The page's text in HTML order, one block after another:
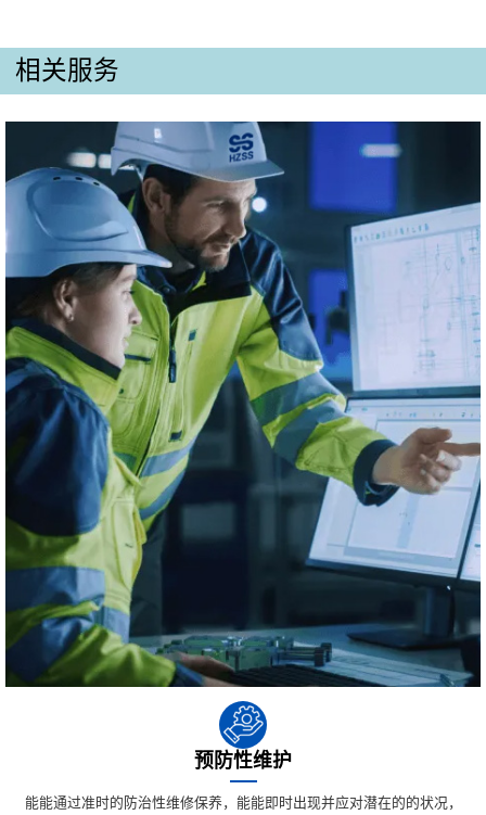
相关服务
预防性维护
能能通过准时的防治性维修保养，能能即时出现并应对潜在的的状况，